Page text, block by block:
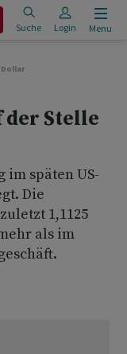
Suche Login Menu
Stelle
im späten US-
Die
1,1125
als im